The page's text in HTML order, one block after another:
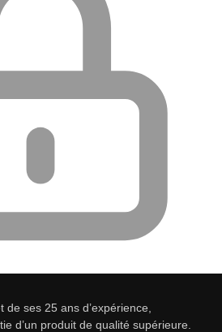
ses 25 ans d’expérience,
d’un produit de qualité supérieure.